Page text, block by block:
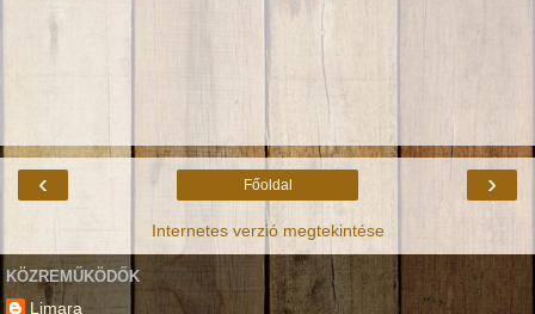
‹ ›
Főoldal
Internetes verzió megtekintése
KÖZREMŰKÖDŐK
Limara